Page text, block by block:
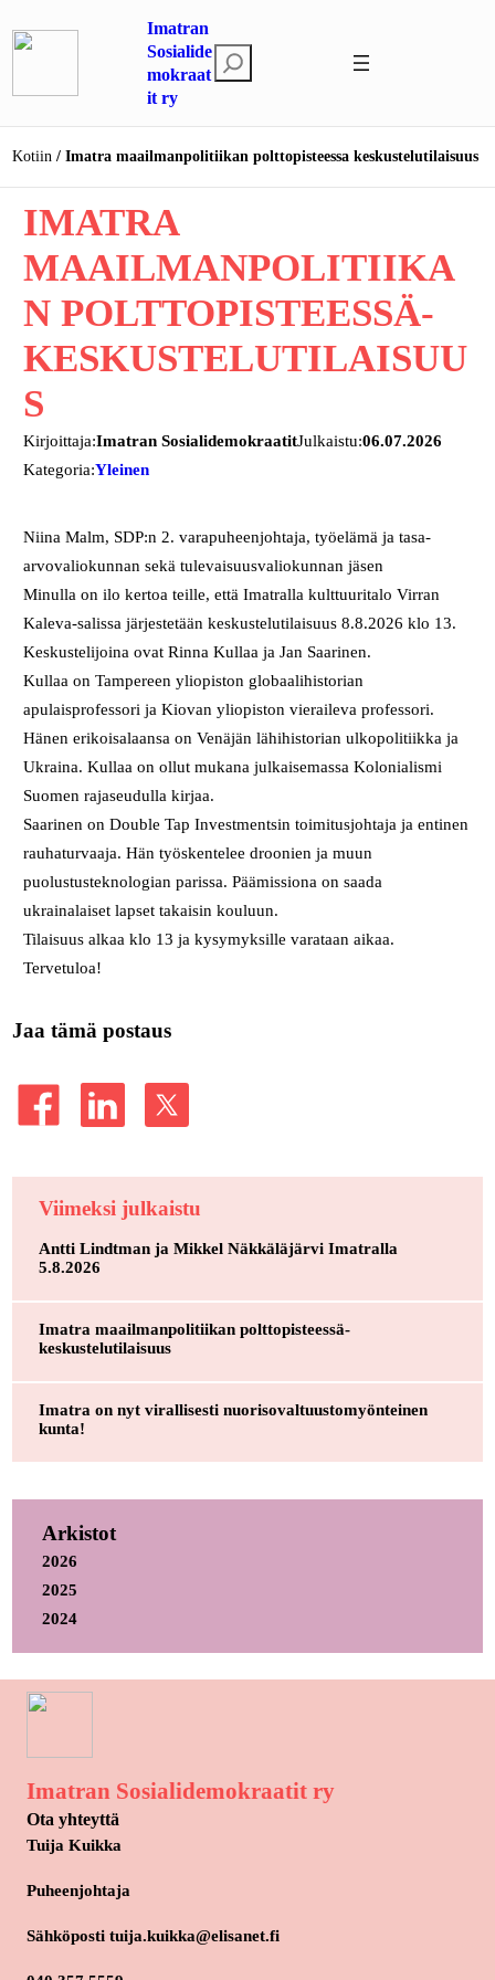
sisältöön
Imatran
Sosialide
mokraat
it ry
t
Kotiin Imatra maailmanpolitiikan polttopisteessa keskustelutilaisuus
IMATRA
MAAILMANPOLITIIKA
N POLTTOPISTEESSÄ-
KESKUSTELUTILAISUU
S
Kirjoittaja:Imatran SosialidemokraatitJulkaistu:06.07.2026
Kategoria:Yleinen
Niina Malm, SDP:n 2. varapuheenjohtaja, työelämä ja tasa-
arvovaliokunnan sekä tulevaisuusvaliokunnan jäsen
Minulla on ilo kertoa teille, että Imatralla kulttuuritalo Virran
Kaleva-salissa järjestetään keskustelutilaisuus 8.8.2026 klo 13.
Keskustelijoina ovat Rinna Kullaa ja Jan Saarinen.
Kullaa on Tampereen yliopiston globaalihistorian
apulaisprofessori ja Kiovan yliopiston vieraileva professori.
Hänen erikoisalaansa on Venäjän lähihistorian ulkopolitiikka ja
Ukraina. Kullaa on ollut mukana julkaisemassa Kolonialismi
Suomen rajaseudulla kirjaa.
Saarinen on Double Tap Investmentsin toimitusjohtaja ja entinen
rauhaturvaaja. Hän työskentelee droonien ja muun
puolustusteknologian parissa. Päämissiona on saada
ukrainalaiset lapset takaisin kouluun.
Tilaisuus alkaa klo 13 ja kysymyksille varataan aikaa.
Tervetuloa!
Jaa tämä postaus
Viimeksi julkaistu
Antti Lindtman ja Mikkel Näkkäläjärvi Imatralla
5.8.2026
Imatra maailmanpolitiikan polttopisteessä-
keskustelutilaisuus
Imatra on nyt virallisesti nuorisovaltuustomyönteinen
kunta!
Arkistot
2026
2025
2024
Imatran Sosialidemokraatit ry
Ota yhteyttä
Tuija Kuikka
Puheenjohtaja
Sähköposti tuija.kuikka@elisanet.fi